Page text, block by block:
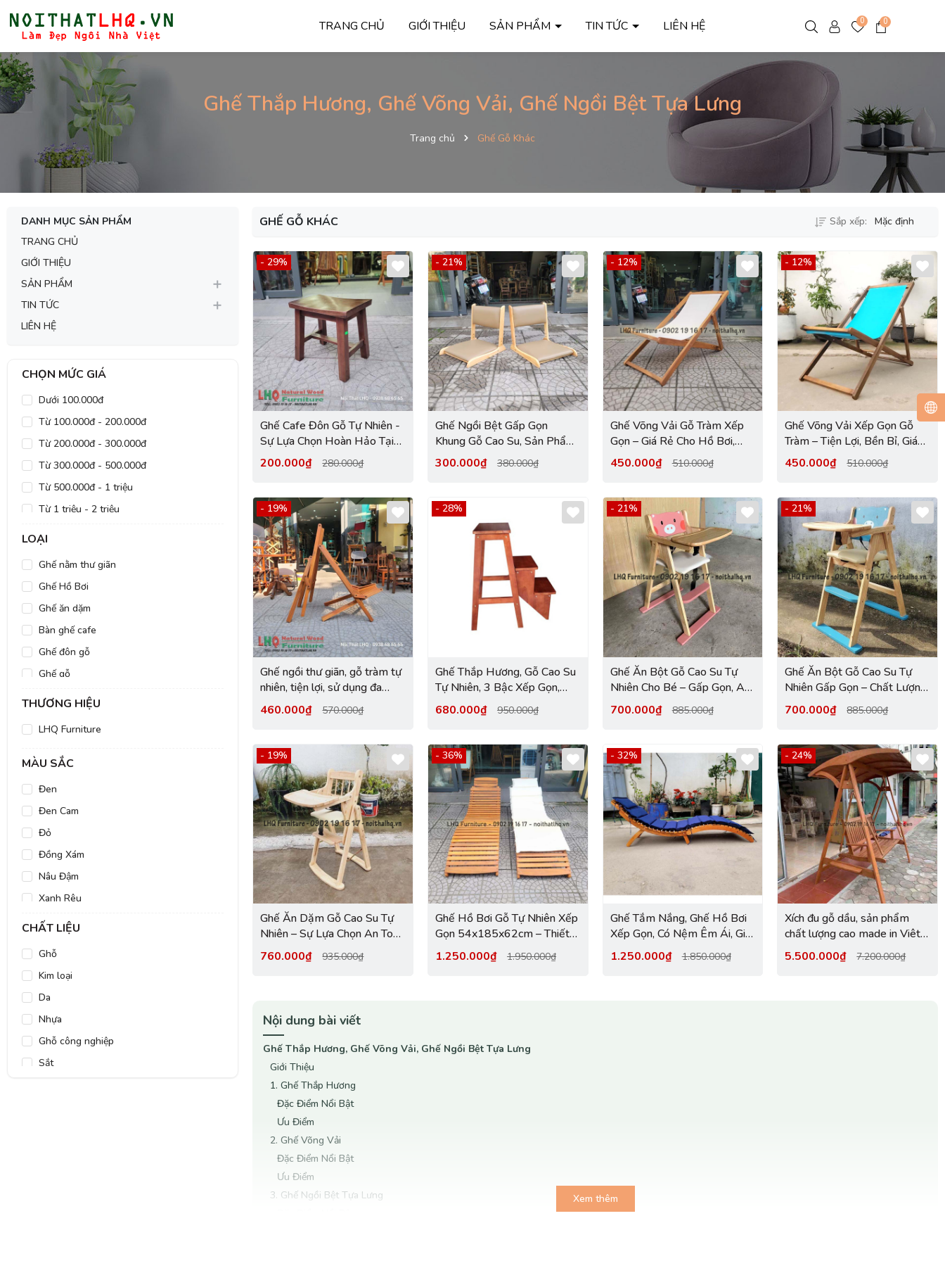
TRANG CHỦ GIỚI THIỆU SẢN PHẨM TIN TỨC LIÊN HỆ 0 0
Ghế Thắp Hương, Ghế Võng Vải, Ghế Ngồi Bệt Tựa Lưng
Trang chủ Ghế Gỗ Khác
DANH MỤC SẢN PHẨM
TRANG CHỦ
GIỚI THIỆU
SẢN PHẨM
TIN TỨC
LIÊN HỆ
CHỌN MỨC GIÁ
Dưới 100.000đ
Từ 100.000đ - 200.000đ
Từ 200.000đ - 300.000đ
Từ 300.000đ - 500.000đ
Từ 500.000đ - 1 triệu
Từ 1 triệu - 2 triệu
Từ 2 triệu - 5 triệu
LOẠI
Ghế nằm thư giãn
Ghế Hồ Bơi
Ghế ăn dặm
Bàn ghế cafe
Ghế đôn gỗ
Ghế gỗ
THƯƠNG HIỆU
LHQ Furniture
MÀU SẮC
Đen
Đen Cam
Đỏ
Đồng Xám
Nâu Đậm
Xanh Rêu
Sồi Đậm
CHẤT LIỆU
Ghỗ
Kim loại
Da
Nhựa
Ghỗ công nghiệp
Sắt
GHẾ GỖ KHÁC Sắp xếp: Mặc định
- 29%
Ghế Cafe Đôn Gỗ Tự Nhiên -
Sự Lựa Chọn Hoàn Hảo Tại
LHQ Furniture
200.000₫ 280.000₫
- 21%
Ghế Ngồi Bệt Gấp Gọn
Khung Gỗ Cao Su, Sản Phẩm
Bán Chạy Tại LHQ
300.000₫ 380.000₫
- 12%
Ghế Võng Vải Gỗ Tràm Xếp
Gọn – Giá Rẻ Cho Hồ Bơi,
Quán Cafe, Bãi Biển | Nội
Thất LHQ
450.000₫ 510.000₫
- 12%
Ghế Võng Vải Xếp Gọn Gỗ
Tràm – Tiện Lợi, Bền Bỉ, Giá
Rẻ Tại Nội Thất LHQ
450.000₫ 510.000₫
- 19%
Ghế ngồi thư giãn, gỗ tràm tự
nhiên, tiện lợi, sử dụng đa
năng, giá rẻ tại LHQ
Furniture.
460.000₫ 570.000₫
- 28%
Ghế Thắp Hương, Gỗ Cao Su
Tự Nhiên, 3 Bậc Xếp Gọn,
Tháo Lắp Tiện Lợi, Chất
Lượng Hàng Đầu
680.000₫ 950.000₫
- 21%
Ghế Ăn Bột Gỗ Cao Su Tự
Nhiên Cho Bé – Gấp Gọn, An
Toàn, Giá Tốt Tại Hà Nội
700.000₫ 885.000₫
- 21%
Ghế Ăn Bột Gỗ Cao Su Tự
Nhiên Gấp Gọn – Chất Lượng
Xuất Khẩu, An Toàn Cho Bé
700.000₫ 885.000₫
- 19%
Ghế Ăn Dặm Gỗ Cao Su Tự
Nhiên – Sự Lựa Chọn An Toàn
Và Thông Minh Cho Bé
760.000₫ 935.000₫
- 36%
Ghế Hồ Bơi Gỗ Tự Nhiên Xếp
Gọn 54x185x62cm – Thiết
Kế Tiện Lợi, Đa Năng, Bền
Đẹp
1.250.000₫ 1.950.000₫
- 32%
Ghế Tắm Nắng, Ghế Hồ Bơi
Xếp Gọn, Có Nệm Êm Ái, Giá
Rẻ
1.250.000₫ 1.850.000₫
- 24%
Xích đu gỗ dầu, sản phẩm
chất lượng cao made in Viêt
Nam
5.500.000₫ 7.200.000₫
Nội dung bài viết
Ghế Thắp Hương, Ghế Võng Vải, Ghế Ngồi Bệt Tựa Lưng
Giới Thiệu
1. Ghế Thắp Hương
Đặc Điểm Nổi Bật
Ưu Điểm
2. Ghế Võng Vải
Đặc Điểm Nổi Bật
Ưu Điểm
3. Ghế Ngồi Bệt Tựa Lưng
Xem thêm